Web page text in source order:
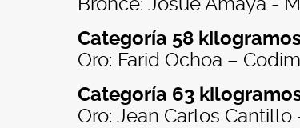
Categoría 58
Oro: Farid Ochoa –
Categoría 63
Oro: Jean Carlos Cantillo